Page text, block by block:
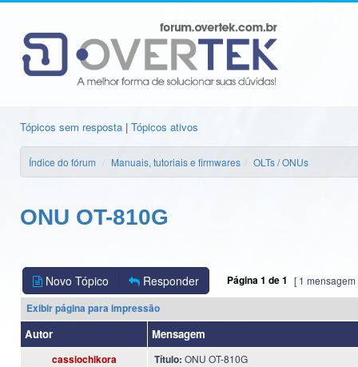
Tópicos sem resposta | Tópicos ativos
Índice do fórum Manuais, tutoriais e firmwares OLTs / ONUs
ONU OT-810G
Novo Tópico Responder Página1 de1 [ 1
Exibir página para impressão
Autor Mensagem
cassiochikora Título: ONU OT-810G